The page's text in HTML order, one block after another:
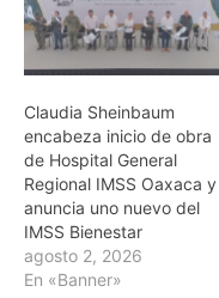
Claudia Sheinbaum
encabeza inicio de obra
de Hospital General
Regional IMSS Oaxaca y
anuncia uno nuevo del
IMSS Bienestar
agosto 2, 2026
En «Banner»